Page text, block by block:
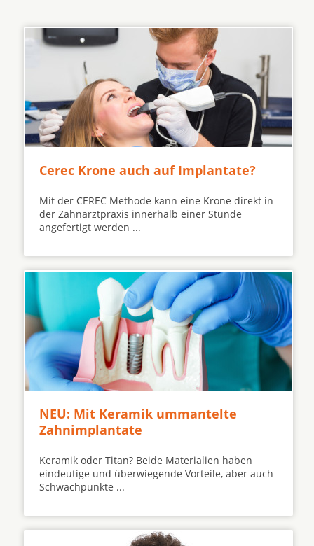
Cerec Krone auch auf Implantate?
Mit der CEREC Methode kann eine Krone direkt in
der Zahnarztpraxis innerhalb einer Stunde
angefertigt werden ...
NEU: Mit Keramik ummantelte
Zahnimplantate
Keramik oder Titan? Beide Materialien haben
eindeutige und überwiegende Vorteile, aber auch
Schwachpunkte ...